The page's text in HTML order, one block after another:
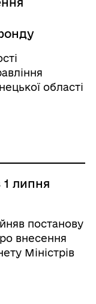
ІІ
області
липня
постанову
внесення
Міністрів